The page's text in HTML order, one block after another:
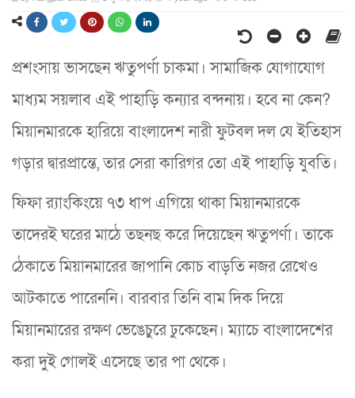
প্রশংসায় ভাসছেন ঋতুপর্ণা চাকমা। সামাজিক যোগাযোগ
মাধ্যম সয়লাব এই পাহাড়ি কন্যার বন্দনায়। হবে না কেন?
মিয়ানমারকে হারিয়ে বাংলাদেশ নারী ফুটবল দল যে ইতিহাস
গড়ার দ্বারপ্রান্তে, তার সেরা কারিগর তো এই পাহাড়ি যুবতি।
ফিফা র‌্যাংকিংয়ে ৭৩ ধাপ এগিয়ে থাকা মিয়ানমারকে
তাদেরই ঘরের মাঠে তছনছ করে দিয়েছেন ঋতুপর্ণা। তাকে
ঠেকাতে মিয়ানমারের জাপানি কোচ বাড়তি নজর রেখেও
আটকাতে পারেননি। বারবার তিনি বাম দিক দিয়ে
মিয়ানমারের রক্ষণ ভেঙেচুরে ঢুকেছেন। ম্যাচে বাংলাদেশের
করা দুই গোলই এসেছে তার পা থেকে।